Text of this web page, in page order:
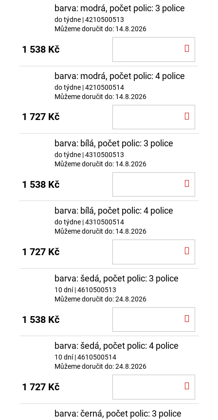
barva: modrá, počet polic: 3 police
do týdne | 4210500513
Můžeme doručit do: 14.8.2026
1 538 Kč
barva: modrá, počet polic: 4 police
do týdne | 4210500514
Můžeme doručit do: 14.8.2026
1 727 Kč
barva: bílá, počet polic: 3 police
do týdne | 4310500513
Můžeme doručit do: 14.8.2026
1 538 Kč
barva: bílá, počet polic: 4 police
do týdne | 4310500514
Můžeme doručit do: 14.8.2026
1 727 Kč
barva: šedá, počet polic: 3 police
10 dní| 4610500513
Můžeme doručit do:24.8.2026
1 538 Kč
barva: šedá, počet polic: 4 police
10 dní| 4610500514
Můžeme doručit do:24.8.2026
1 727 Kč
barva: černá, počet polic: 3 police